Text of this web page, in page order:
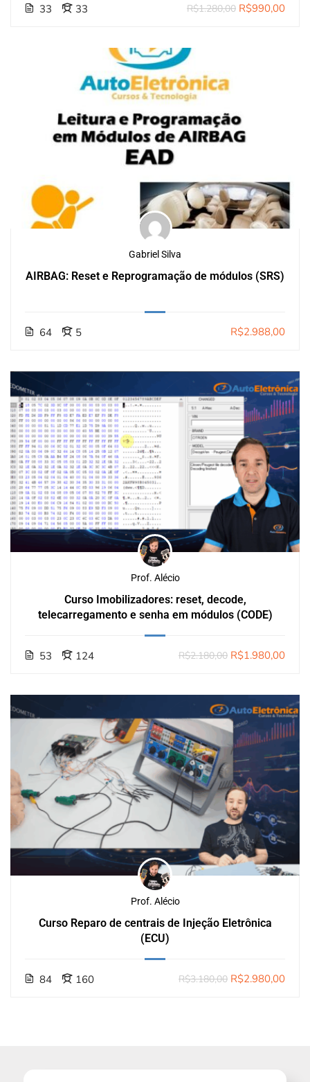
33 33 R$1.280,00 R$990,00
Gabriel Silva
AIRBAG: Reset e Reprogramação de módulos (SRS)
64 5 R$2.988,00
Prof. Alécio
Curso Imobilizadores: reset, decode,
telecarregamento e senha em módulos (CODE)
53 124 R$2.180,00 R$1.980,00
Prof. Alécio
Curso Reparo de centrais de Injeção Eletrônica
(ECU)
84 160 R$3.180,00 R$2.980,00